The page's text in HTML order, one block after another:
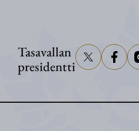
Tasavallan
presidentti